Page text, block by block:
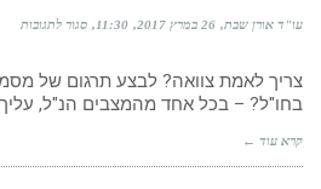
עו"ד אורן שבת 26 במרץ 2017 11:30 סגור לתגובות
צריך לאמת צוואה? לבצע תרגום של
בחו"ל? – בכל אחד מהמצבים הנ"ל, עליך
קרא עוד ←